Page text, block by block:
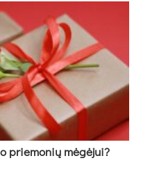
priemonių mėgėjui?